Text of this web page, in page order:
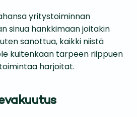
yritystoiminnan
sinua hankkimaan joitakin
sanottua, kaikki niistä
kuitenkaan tarpeen riippuen
harjoitat.